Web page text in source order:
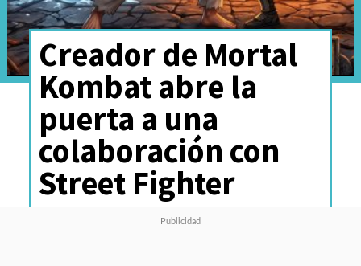
Creador de Mortal
Kombat abre la
puerta a una
colaboración con
Street Fighter